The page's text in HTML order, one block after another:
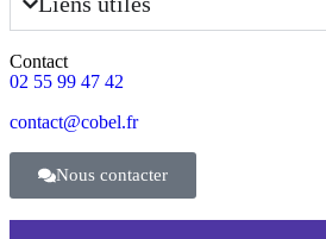
Contact
02 55 99 47 42
contact@cobel.fr
Nous contacter